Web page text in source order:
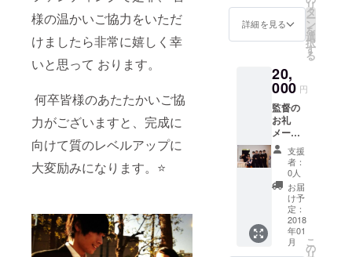
様の温かいご協力をいただ
けましたら非常に嬉しく幸
いと思って おります。
何卒皆様のあたたかいご協
力がございますと、完成に
向けて質のレベルアップに
大変励みになります。⭐️
奇跡の
クリス
マス
DVDプ
ト(簡易
パッ
ケージ)
⭐️奇跡の
クリス
マス 特
別抜粋
NG集
詳細を見る
リ
タ
ー
ン
を
選
択
す
る
20,
000 円
監督の
お礼
メール
監督、
好きな
主演女
優俳優
のサイ
ン エン
ドロー
ルクレ
ジット
支援
者：
0人
お届
け予
定：
2018
年01
月
こ
の
リ